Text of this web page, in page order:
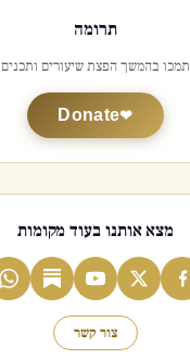
תרומה
תמכו בהמשך הפצת שיעורים ותכנים
Donate
מצא אותנו בעוד מקומות
צור קשר